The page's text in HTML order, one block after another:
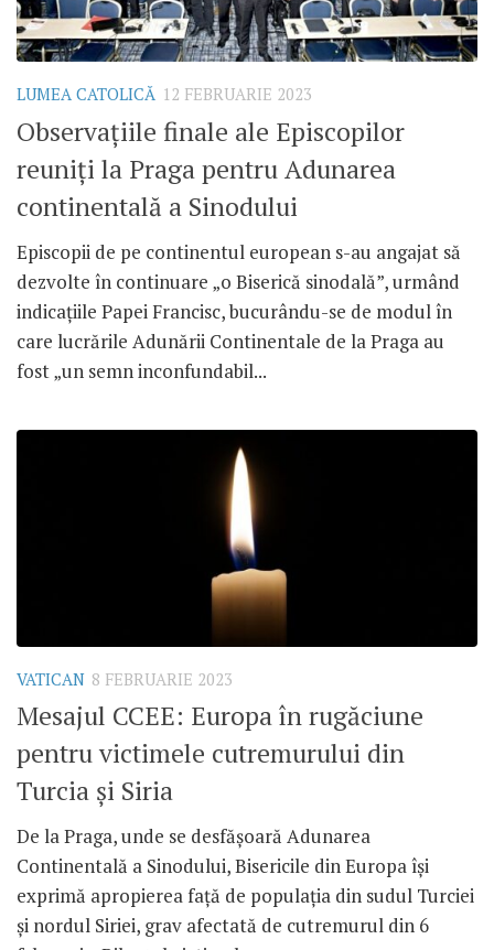
LUMEA CATOLICĂ 12 FEBRUARIE 2023
Observațiile finale ale Episcopilor
reuniți la Praga pentru Adunarea
continentală a Sinodului
Episcopii de pe continentul european s-au angajat să
dezvolte în continuare „o Biserică sinodală”, urmând
indicațiile Papei Francisc, bucurându-se de modul în
care lucrările Adunării Continentale de la Praga au
fost „un semn inconfundabil...
VATICAN 8 FEBRUARIE 2023
Mesajul CCEE: Europa în rugăciune
pentru victimele cutremurului din
Turcia și Siria
De la Praga, unde se desfășoară Adunarea
Continentală a Sinodului, Bisericile din Europa își
exprimă apropierea față de populația din sudul Turciei
și nordul Siriei, grav afectată de cutremurul din 6